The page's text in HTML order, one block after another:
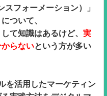
フォーメーション）」
ついて、
て知識はあるけど、 実
らないという方が多い
を活用したマーケティン